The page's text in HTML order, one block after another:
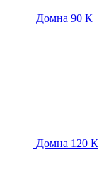
Домна 90 К
Домна 120 К